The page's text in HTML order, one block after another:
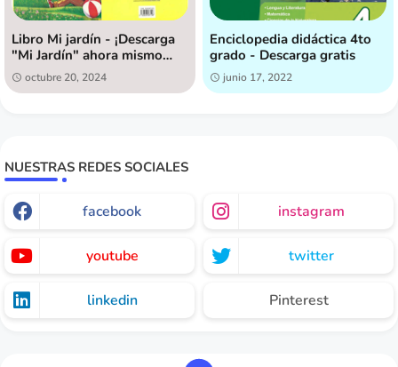
Libro Mi jardín - ¡Descarga
"Mi Jardín" ahora mismo
[GRATIS]!
octubre 20, 2024
Enciclopedia didáctica 4to
grado - Descarga gratis
junio 17, 2022
NUESTRAS REDES SOCIALES
facebook instagram
youtube twitter
linkedin Pinterest